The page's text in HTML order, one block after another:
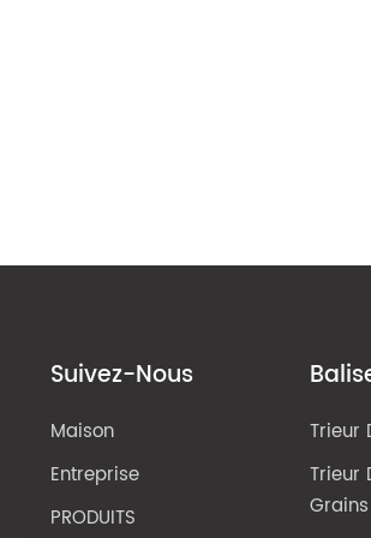
Suivez-Nous
Maison
Entreprise
PRODUITS
Trieur
Trieur
Grains